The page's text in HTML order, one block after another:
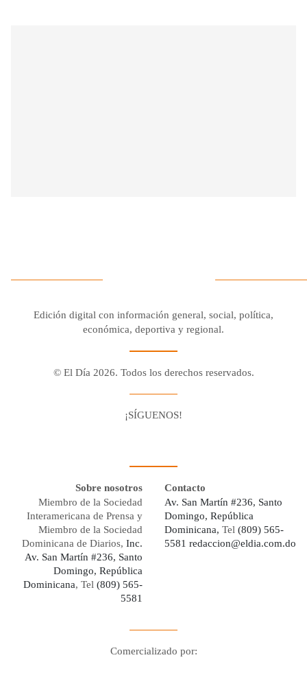
Edición digital con información general, social, política,
económica, deportiva y regional.
© El Día 2026. Todos los derechos reservados.
¡SÍGUENOS!
Sobre nosotros
Miembro de la Sociedad
Interamericana de Prensa y
Miembro de la Sociedad
Dominicana de Diarios, Inc.
Av. San Martín #236, Santo
Domingo, República
Dominicana, Tel (809) 565-
5581
Contacto
Av. San Martín #236, Santo
Domingo, República
Dominicana, Tel (809) 565-
5581 redaccion@eldia.com.do
Comercializado por: